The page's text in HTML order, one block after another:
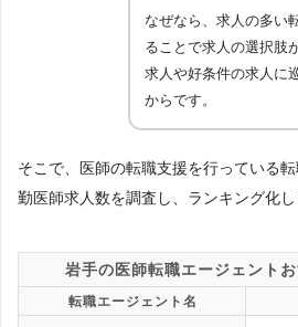
なぜなら、求人の多い
ることで求人の選択肢
求人や好条件の求人に
からです。
そこで、医師の転職支援を行っている
勤医師求人数を調査し、ランキング化し
岩手の医師転職エージェント
転職エージェント名